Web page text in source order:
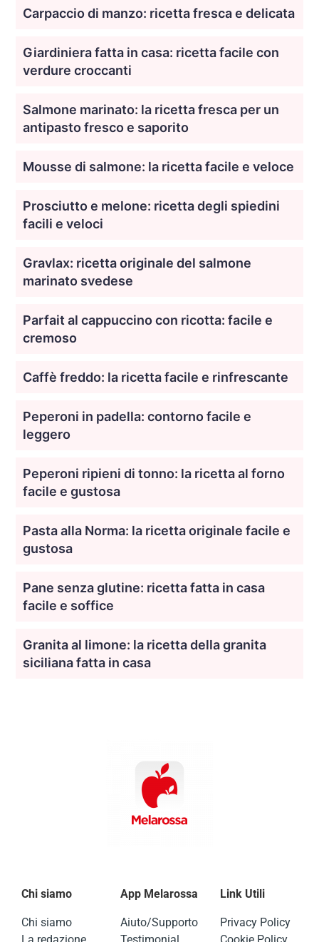
Carpaccio di manzo: ricetta fresca e delicata
Giardiniera fatta in casa: ricetta facile con
verdure croccanti
Salmone marinato: la ricetta fresca per un
antipasto fresco e saporito
Mousse di salmone: la ricetta facile e veloce
Prosciutto e melone: ricetta degli spiedini
facili e veloci
Gravlax: ricetta originale del salmone
marinato svedese
Parfait al cappuccino con ricotta: facile e
cremoso
Caffè freddo: la ricetta facile e rinfrescante
Peperoni in padella: contorno facile e
leggero
Peperoni ripieni di tonno: la ricetta al forno
facile e gustosa
Pasta alla Norma: la ricetta originale facile e
gustosa
Pane senza glutine: ricetta fatta in casa
facile e soffice
Granita al limone: la ricetta della granita
siciliana fatta in casa
Chi siamo
Chi siamo
La redazione
App Melarossa
Aiuto/Supporto
Testimonial
Link Utili
Privacy Policy
Cookie Policy